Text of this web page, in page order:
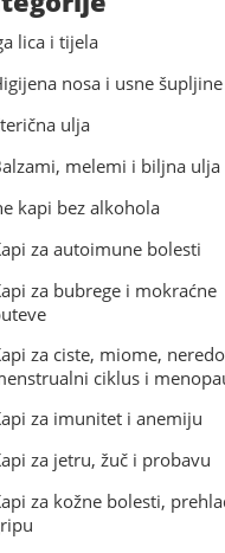
lica i tijela
nosa i usne šupljine
ulja
melemi i biljna ulja
kapi bez alkohola
za autoimune bolesti
za bubrege i mokraćne
za ciste, miome,
ciklus i
za imunitet i anemiju
za jetru, žuč i probavu
za kožne bolesti,